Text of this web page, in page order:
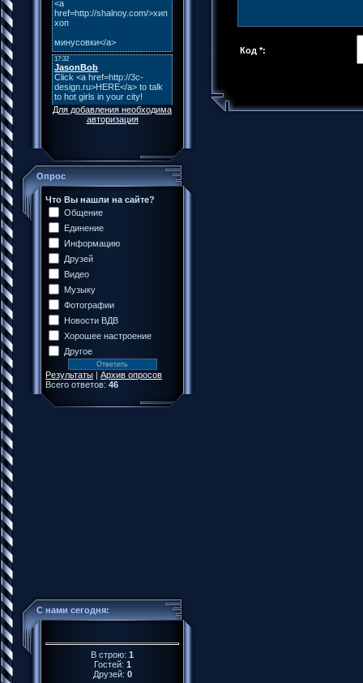
Для добавления необходима
авторизация
Опрос
Что Вы нашли на сайте?
Общение
Единение
Информацию
Друзей
Видео
Музыку
Фотографии
Новости ВДВ
Хорошее настроение
Другое
Результаты | Архив опросов
Всего ответов: 46
С нами сегодня:
В строю: 1
Гостей: 1
Друзей: 0
Код *: